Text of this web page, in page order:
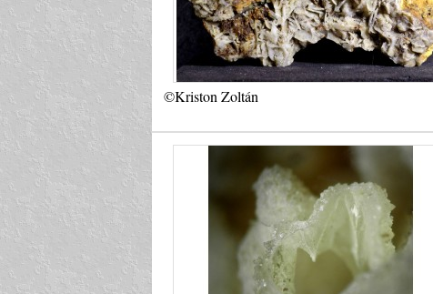
©Kriston Zoltán